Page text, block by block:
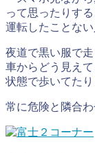
って思ったりす
運転したことな
夜道で黒い服で
車からどう見え
状態で歩いてた
常に危険と隣合わ